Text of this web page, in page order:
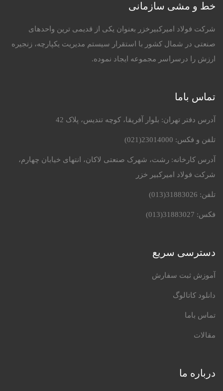
خط و مشی سازمانی
شرکت فولاد امیرکبیرخزر بعنوان یکی از قدیمی ترین واحدهای
صنعتی در شمال کشور با استقرار سیستم مدیریت یکپارچه، زنجیره
ارزش را درسراسر مجموعه ایجاد نموده.
تماس باما
آدرس دفتر تهران: بلوار آفریقا، کوچه تندیس، پلاک 42
تلفن و فکس: 23014000(021)
آدرس کارخانه: رشت، شهرک صنعتی لاکان، انتهای خیابان چهارم،
شرکت فولاد امیرکبیر خزر
تلفن: 31883026(013)
فکس: 31883027(013)
دسترسی سریع
آموزش ثبت سفارش
دانلود کاتالوگ
تماس باما
مقالات
درباره ما